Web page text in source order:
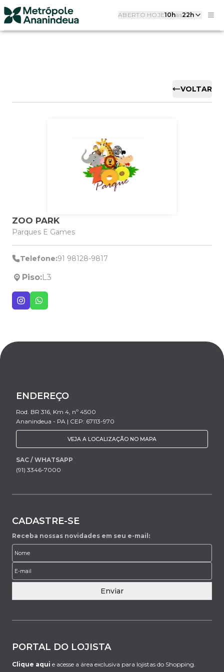
ABERTO HOJE10hàs22h
VOLTAR
ZOO PARK
Parques E Games
Telefone:91 98128-9817
Piso:L3
ENDEREÇO
Rod. BR 316, Km 4, nº 4500
Ananindeua - PA | CEP: 67113-970
VEJA A LOCALIZAÇÃO NO MAPA
SAC / WHATSAPP
(91) 3346-7000
CADASTRE-SE
Receba nossas novidades em seu e-mail:
Enviar
PORTAL DO LOJISTA
Clique aqui e acesse a área exclusiva para lojistas do Shopping.